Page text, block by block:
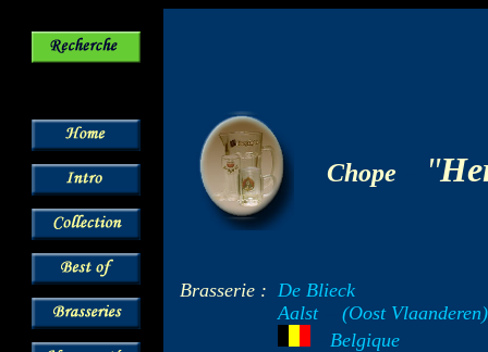
Chope "
Brasserie : De Blieck
Aalst
(Oost Vlaanderen)
Belgique